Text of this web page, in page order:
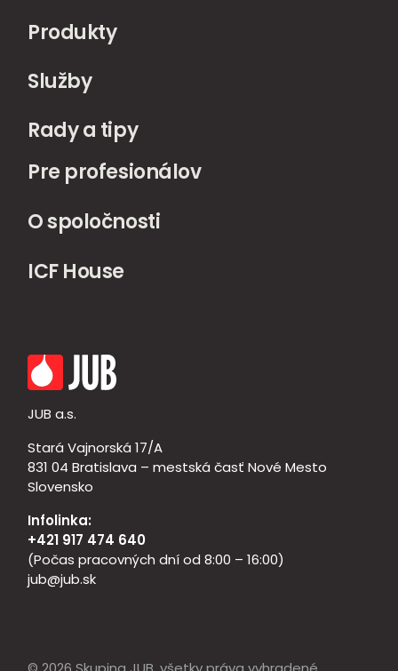
Produkty
Služby
Rady a tipy
Pre profesionálov
O spoločnosti
ICF House
JUB a.s.
Stará Vajnorská 17/A
831 04 Bratislava – mestská časť Nové Mesto
Slovensko
Infolinka:
+421 917 474 640
(Počas pracovných dní od 8:00 – 16:00)
jub@jub.sk